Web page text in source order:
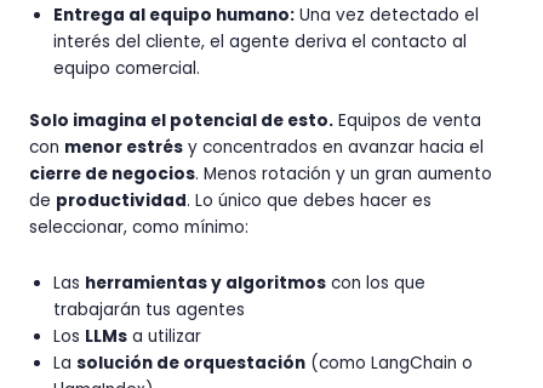
Entrega al equipo humano:Una vez detectado el
interés del cliente, el agente deriva el contacto al
equipo comercial.
Solo imagina el potencial de esto.Equipos de venta
con menor estrésy concentrados en avanzar hacia el
cierre de negocios. Menos rotación y un gran aumento
de productividad. Lo único que debes hacer es
seleccionar, como mínimo:
Las herramientas y algoritmoscon los que
trabajarán tus agentes
Los LLMsa utilizar
La solución de orquestación(como LangChain o